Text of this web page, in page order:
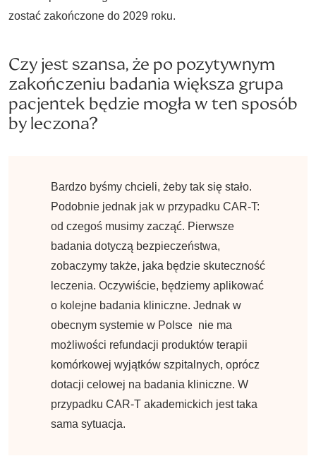
zostać zakończone do 2029 roku.
Czy jest szansa, że po pozytywnym
zakończeniu badania większa grupa
pacjentek będzie mogła w ten sposób
by leczona?
Bardzo byśmy chcieli, żeby tak się stało.
Podobnie jednak jak w przypadku CAR-T:
od czegoś musimy zacząć. Pierwsze
badania dotyczą bezpieczeństwa,
zobaczymy także, jaka będzie skuteczność
leczenia. Oczywiście, będziemy aplikować
o kolejne badania kliniczne. Jednak w
obecnym systemie w Polsce nie ma
możliwości refundacji produktów terapii
komórkowej wyjątków szpitalnych, oprócz
dotacji celowej na badania kliniczne. W
przypadku CAR-T akademickich jest taka
sama sytuacja.